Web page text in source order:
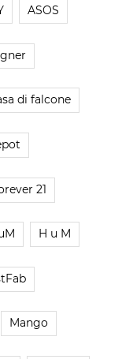
ASOS
di falcone
21
H u M
Mango